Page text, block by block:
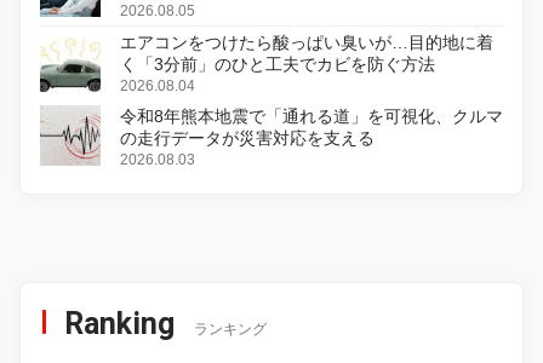
2026.08.05
エアコンをつけたら酸っぱい臭いが…目的地に着
く「3分前」のひと工夫でカビを防ぐ方法
2026.08.04
令和8年熊本地震で「通れる道」を可視化、クルマ
の走行データが災害対応を支える
2026.08.03
Ranking ランキング